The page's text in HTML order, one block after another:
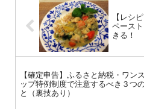
【レシ
ペース
きる！
【確定申告】ふるさと納税・ワン
ップ特例制度で注意するべき３つ
と（裏技あり）